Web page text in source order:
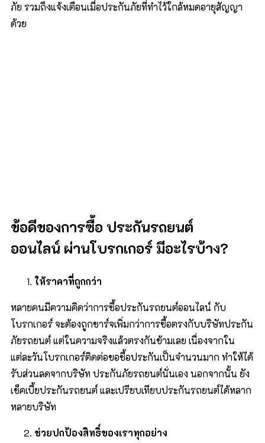
ภัย รวมถึงแจ้งเตือนเมื่อประกันภัยที่ทำไว้ใกล้หมดอายุสัญญา
ด้วย
ข้อดีของการซื้อ ประกันรถยนต์
ออนไลน์ ผ่านโบรกเกอร์ มีอะไรบ้าง?
ให้ราคาที่ถูกกว่า
หลายคนมีความคิดว่าการซื้อประกันรถยนต์ออนไลน์ กับ
โบรกเกอร์ จะต้องถูกชาร์จเพิ่มกว่าการซื้อตรงกับบริษัทประกัน
ภัยรถยนต์ แต่ในความจริงแล้วตรงกันข้ามเลย เนื่องจากใน
แต่ละวันโบรกเกอร์ติดต่อขอซื้อประกันเป็นจำนวนมาก ทำให้ได้
รับส่วนลดจากบริษัท ประกันภัยรถยนต์นั่นเอง นอกจากนั้น ยัง
เช็คเบี้ยประกันรถยนต์ และเปรียบเทียบประกันรถยนต์ได้หลาก
หลายบริษัท
ช่วยปกป้องสิทธิ์ของเราทุกอย่าง